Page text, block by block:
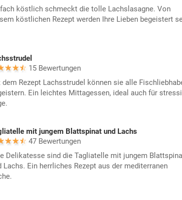
köstlich schmeckt die tolle Lachslasagne. Von
köstlichen Rezept werden Ihre Lieben begeistert
15 Bewertungen
dem Rezept Lachsstrudel können sie alle
Ein leichtes Mittagessen, ideal auch für
mit jungem Blattspinat und Lachs
47 Bewertungen
Delikatesse sind die Tagliatelle mit jungem
Lachs. Ein herrliches Rezept aus der mediterranen